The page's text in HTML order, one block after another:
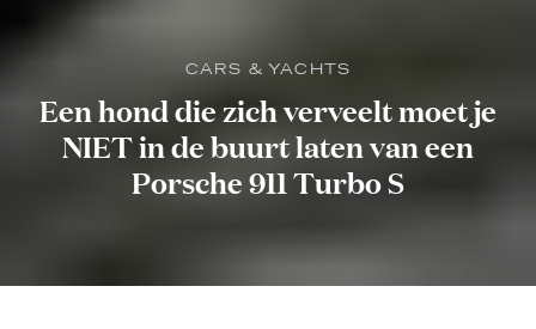
CARS & YACHTS
Een hond die zich verveelt moet je
NIET in de buurt laten van een
Porsche 911 Turbo S